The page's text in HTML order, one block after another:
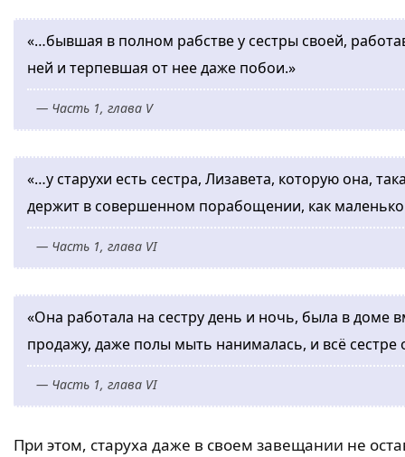
«…бывшая в полном рабстве у сестры своей,
ней и терпевшая от нее даже побои.»
— Часть 1, глава V
«…у старухи есть сестра, Лизавета, которую она,
держит в совершенном порабощении, как
— Часть 1, глава VI
«Она работала на сестру день и ночь, была в доме
продажу, даже полы мыть нанималась, и всё сестре
— Часть 1, глава VI
При этом, старуха даже в своем завещании не